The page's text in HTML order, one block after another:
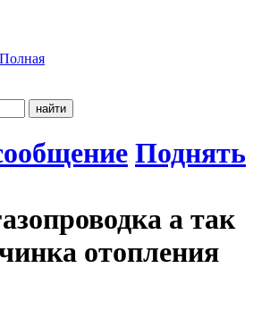
Полная
Поднять
а так
отопления